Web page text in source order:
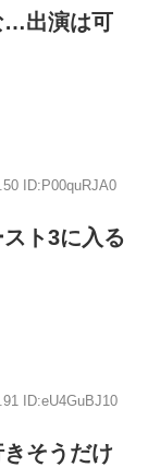
…出演は可
ID:P00quRJA0
ト3に入る
ID:eU4GuBJ10
そうだけ